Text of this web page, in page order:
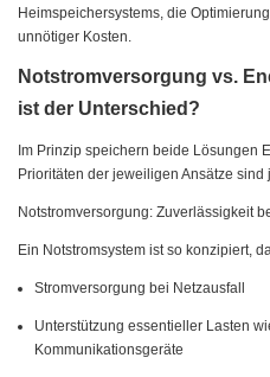
Heimspeichersystems, die
unnötiger Kosten.
Notstromversorgung vs.
ist der Unterschied?
Im Prinzip speichern beide Lösungen
Prioritäten der jeweiligen Ansätze
Notstromversorgung: Zuverlässigkeit
Ein Notstromsystem ist so konzipiert,
Stromversorgung bei Netzausfall
Unterstützung essentieller Lasten
Kommunikationsgeräte